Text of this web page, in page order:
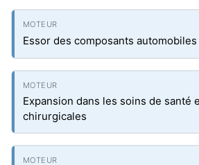
Essor des composants
Expansion dans les soins de santé
chirurgicales